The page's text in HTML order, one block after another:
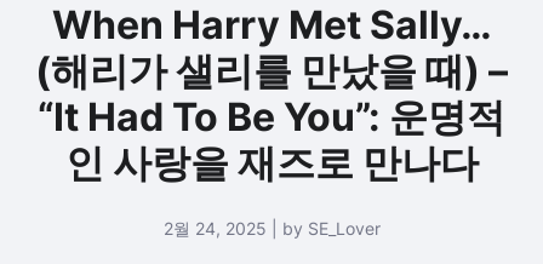
When Harry Met Sally…
(해리가 샐리를 만났을 때) –
“It Had To Be You”: 운명적
인 사랑을 재즈로 만나다
2월 24, 2025 | by SE_Lover